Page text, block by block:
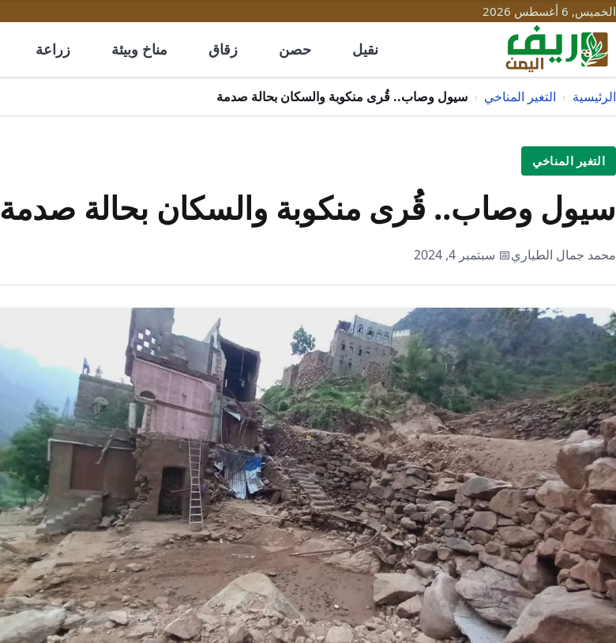
الخميس, 6 أغسطس 2026
نقيل حصن زقاق مناخ وبيئة زراعة
الرئيسية › التغير المناخي › سيول وصاب.. قُرى منكوبة والسكان بحالة صدمة
التغير المناخي
سيول وصاب.. قُرى منكوبة والسكان بحالة صدمة
محمد جمال الطياري📅 سبتمبر 4, 2024